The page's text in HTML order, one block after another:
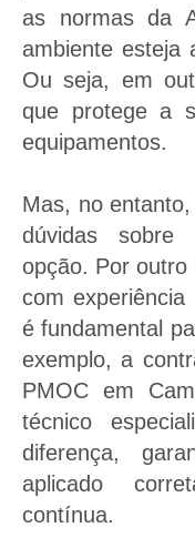
as normas da
ambiente esteja
Ou seja, em
que protege a
equipamentos.
Mas, no
dúvidas sobre
opção. Por outro
com
é fundamental
exemplo, a
PMOC em
técnico
diferença,
aplicado
contínua.